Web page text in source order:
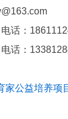
：
家公益培养项